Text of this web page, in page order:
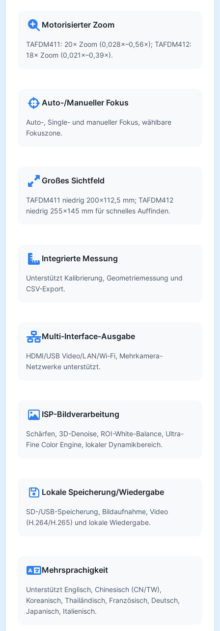
Motorisierter Zoom
TAFDM411: 20× Zoom (0,028×–0,56×); TAFDM412:
18× Zoom (0,021×–0,39×).
Auto-/Manueller Fokus
Auto-, Single- und manueller Fokus, wählbare
Fokuszone.
Großes Sichtfeld
TAFDM411 niedrig 200×112,5 mm; TAFDM412
niedrig 255×145 mm für schnelles Auffinden.
Integrierte Messung
Unterstützt Kalibrierung, Geometriemessung und
CSV-Export.
Multi-Interface-Ausgabe
HDMI/USB Video/LAN/Wi-Fi, Mehrkamera-
Netzwerke unterstützt.
ISP-Bildverarbeitung
Schärfen, 3D-Denoise, ROI-White-Balance, Ultra-
Fine Color Engine, lokaler Dynamikbereich.
Lokale Speicherung/Wiedergabe
SD-/USB-Speicherung, Bildaufnahme, Video
(H.264/H.265) und lokale Wiedergabe.
Mehrsprachigkeit
Unterstützt Englisch, Chinesisch (CN/TW),
Koreanisch, Thailändisch, Französisch, Deutsch,
Japanisch, Italienisch.